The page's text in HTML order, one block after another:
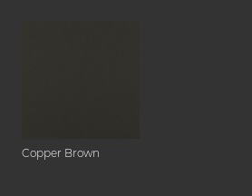
Copper Brown